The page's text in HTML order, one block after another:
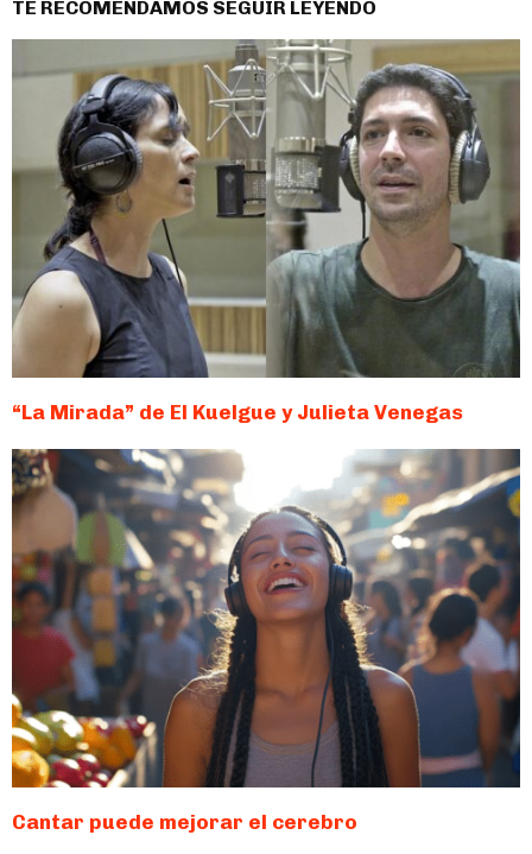
TE RECOMENDAMOS SEGUIR LEYENDO
“La Mirada” de El Kuelgue y Julieta Venegas
Cantar puede mejorar el cerebro